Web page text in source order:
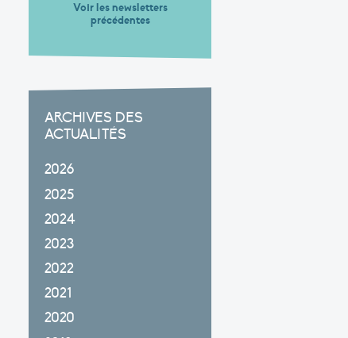
Voir les newsletters
précédentes
ARCHIVES DES
ACTUALITÉS
2026
2025
2024
2023
2022
2021
2020